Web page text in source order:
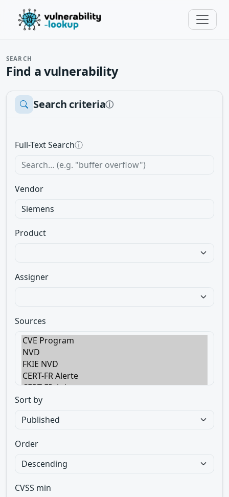
SEARCH
Find a vulnerability
Search criteriaⓘ
Full-Text Searchⓘ
Vendor
Product
Assigner
Sources
Sort by
Order
CVSS min